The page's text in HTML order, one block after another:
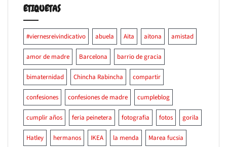
ETIQUETAS
#viernesreivindicativo abuela Aita aitona amistad
amor de madre Barcelona barrio de gracia
bimaternidad Chincha Rabincha compartir
confesiones confesiones de madre cumpleblog
cumplir años feria peinetera fotografia fotos gorila
Hatley hermanos IKEA la menda Marea fucsia